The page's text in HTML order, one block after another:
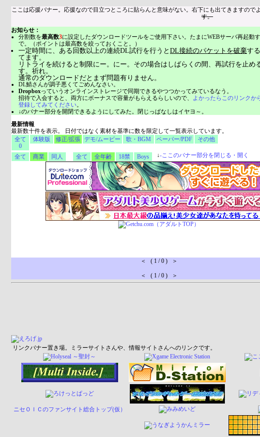
ここは応援バナー。応援なので目立つところに貼らんと意味がない。右下にも出てきますので
す。
お知らせ：
分割数を最高数3に設定したダウンロードツールをご使用下さい。たまにWEBサーバ再起動
で。（ポイントは最高数を絞っておくこと。）
一定時間に、ある回数以上の連続DL試行を行うとDL接続のパケットを破棄す
てます。
リトライを続けると制限にー。にー。その場合はしばらくの間、再試行を止め
す。祈れ。
通常のダウンロードだとまず問題有りません。
DL鯖さんが調子悪くてごめんなさい。
Dropboxっていうオンラインストレージで同期できるやつつかってみているなう。
招待で入会すると、両方にボーナスで容量がもらえるらしいので、 よかったらこのリンクか
登録してみてください。
↓のバナー部分を開閉できるようにしてみた。閉じっぱなしはイヤヨ～。
最新情報
最新数十件を表示。 日付ではなく素材を基準に数を限定して一覧表示しています。
全て
0
体験版 修正/拡張 デモ/ムービー 歌・BGM ペーパー/PDF その他
全て 商業 同人 全て 全年齢 18禁 Boys ↓-ここのバナー部分を閉じる・開く
＜ ( 1 / 0 ) ＞
＜ ( 1 / 0 ) ＞
リンクバナー置き場。ミラーサイトさんや、情報サイトさんへのリンクです。
ニセＯＩＣのファンサイト総合トップ(仮）